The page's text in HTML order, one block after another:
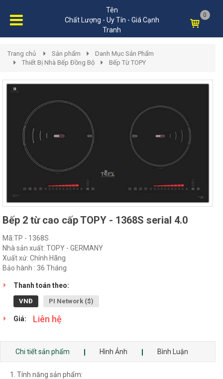
Tên
Chất Lượng - Uy Tín - Giá Cạnh
Tranh
0
Trang chủ Sản phẩm
Danh Mục Sản Phẩm
Thiết Bị Nhà Bếp Đồng Bộ
Bếp Từ TOPY
Bếp 2 từ cao cấp TOPY - 1368S serial 4.0
Mã:TP - 1368S
Nhà sản xuất: TOPY - GERMANY
Xuất xứ: Chính Hãng
Bảo hành : 36 Tháng
Thanh toán theo:
VNĐ PI Network ($)
Giá: Liên hệ
Chi tiết sản phẩm Hình Ảnh Bình Luận
1. Tính năng sản phẩm: